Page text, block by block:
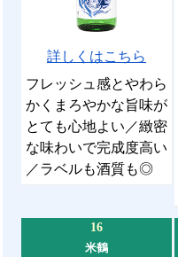
詳しくはこちら
フレッシュ感とやわら
かくまろやかな旨味が
とても心地よい／緻密
な味わいで完成度高い
／ラベルも酒質も◎
16
米鶴